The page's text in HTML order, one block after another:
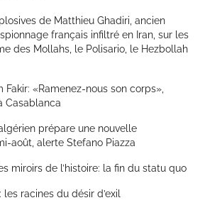
de Matthieu Ghadiri, ancien
français infiltré en Iran, sur les
des Mollahs, le Polisario, le Hezbollah
Fakir: «Ramenez-nous son corps»,
Casablanca
prépare une nouvelle
août, alerte Stefano Piazza
miroirs de l’histoire: la fin du statu quo
racines du désir d’exil